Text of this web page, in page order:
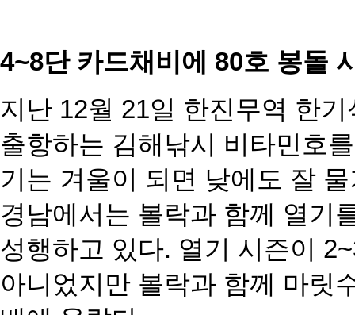
4~8단 카드채비에 80호 봉돌
지난 12월 21일 한진무역 한
출항하는 김해낚시 비타민호
기는 겨울이 되면 낮에도 잘
경남에서 는 볼락과 함께 열기
성행하고 있다. 열기 시즌이
아니었지만 볼락과 함께 마릿